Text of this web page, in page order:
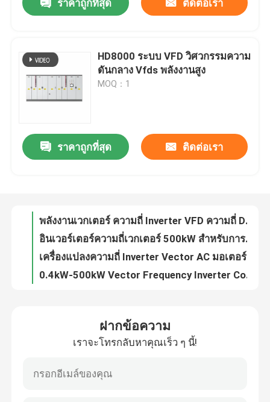
บ้าน
สินค้า
การควบคุมคุณภาพ
ติดต่อเรา
ราคาถูกที่สุด ติดต่อเรา
HD8000 ระบบ VFD วิศวกรรมความ
ดันกลาง Vfds พลังงานสูง
MOQ：1
ราคาถูกที่สุด ติดต่อเรา
พลังงานเวกเตอร์ ความถี่ Inverter VFD ความถี่ Drive V / F การควบคุม 200-240V 1PH / 3PH ความแรงดันเข้าสั่นต่ํา
HV300 เครื่องปรับความถี่เวกเตอร์ทั่วไปหลายฟังก์ชัน VFD เครื่องขับความถี่แปร
Motor Modbus Frequency Inverter ความสามารถในการสื่อสารที่หลากหลาย
เครื่องเปลี่ยนความถี่ที่ได้รับการอนุมัติจากเวกเตอร์ อินเตอร์เฟกชัน RS485
ฝากข้อความ
เราจะโทรกลับหาคุณเร็ว ๆ นี้!